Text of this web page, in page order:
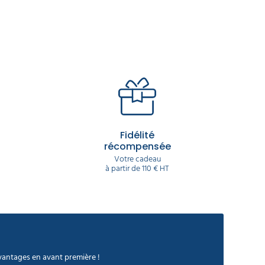
Fidélité
récompensée
Votre cadeau
à partir de 110 € HT
en avant première !